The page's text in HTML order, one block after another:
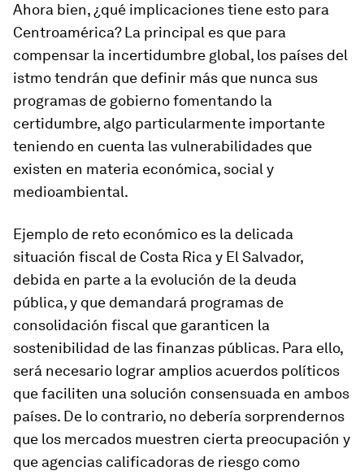
Ahora bien, ¿qué implicaciones tiene esto para
Centroamérica? La principal es que para
compensar la incertidumbre global, los países del
istmo tendrán que definir más que nunca sus
programas de gobierno fomentando la
certidumbre, algo particularmente importante
teniendo en cuenta las vulnerabilidades que
existen en materia económica, social y
medioambiental.
Ejemplo de reto económico es la delicada
situación fiscal de Costa Rica y El Salvador,
debida en parte a la evolución de la deuda
pública, y que demandará programas de
consolidación fiscal que garanticen la
sostenibilidad de las finanzas públicas. Para ello,
será necesario lograr amplios acuerdos políticos
que faciliten una solución consensuada en ambos
países. De lo contrario, no debería sorprendernos
que los mercados muestren cierta preocupación y
que agencias calificadoras de riesgo como